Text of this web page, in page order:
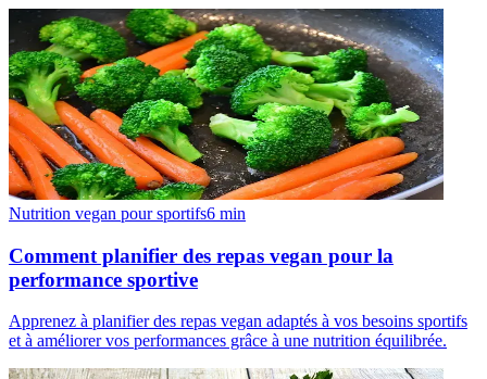
Nutrition vegan pour sportifs6 min
Comment planifier des repas vegan pour la
performance sportive
Apprenez à planifier des repas vegan adaptés à vos besoins sportifs
et à améliorer vos performances grâce à une nutrition équilibrée.